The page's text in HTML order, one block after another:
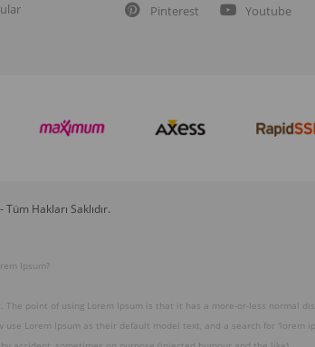
Pinterest
Youtube
- Tüm Hakları Saklıdır.
Ipsum?
point of using Lorem Ipsum is that it has a more-or-less normal
Lorem Ipsum as their default model text, and a search for